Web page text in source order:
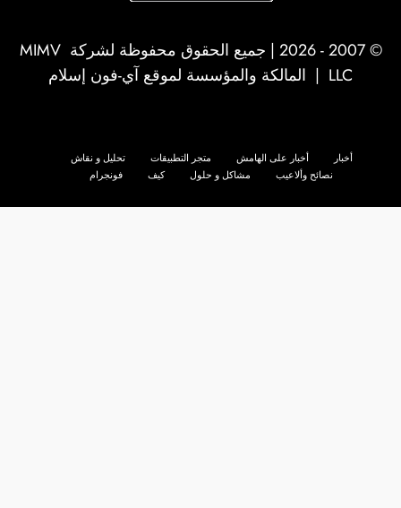
© 2007 - 2026 | جميع الحقوق محفوظة لشركة
MIMV
LLC | المالكة والمؤسسة لموقع آي-فون إسلام
أخبار أخبار على الهامش متجر التطبيقات
تحليل و نقاش
نصائح وألاعيب
مشاكل و حلول كيف فونجرام